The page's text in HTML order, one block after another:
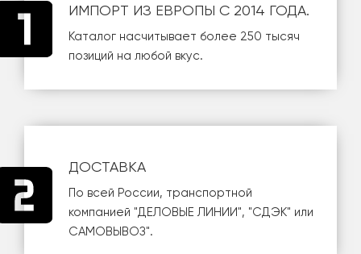
ИМПОРТ ИЗ ЕВРОПЫ С 2014 ГОДА.
Каталог насчитывает более 250 тысяч
позиций на любой вкус.
ДОСТАВКА
По всей России, транспортной
компанией "ДЕЛОВЫЕ ЛИНИИ", "СДЭК" или
САМОВЫВОЗ".